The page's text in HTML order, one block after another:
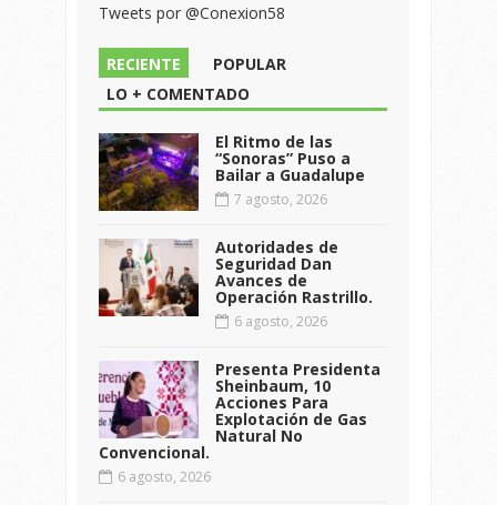
Tweets por @Conexion58
RECIENTE
POPULAR
LO + COMENTADO
El Ritmo de las
“Sonoras” Puso a
Bailar a Guadalupe
7 agosto, 2026
Autoridades de
Seguridad Dan
Avances de
Operación Rastrillo.
6 agosto, 2026
Presenta Presidenta
Sheinbaum, 10
Acciones Para
Explotación de Gas
Natural No
Convencional.
6 agosto, 2026